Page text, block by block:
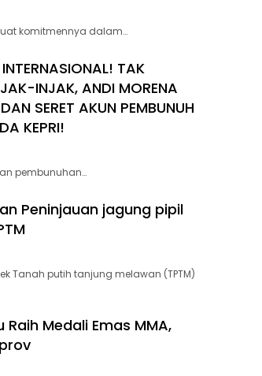
komitmennya dalam…
TAK
INJAK, ANDI MORENA
SERET AKUN PEMBUNUH
KEPRI!
pembunuhan…
Peninjauan jagung pipil
Tanah putih tanjung melawan (TPTM)
Medali Emas MMA,